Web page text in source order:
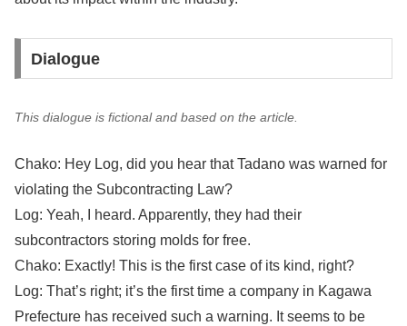
Dialogue
This dialogue is fictional and based on the article.
Chako: Hey Log, did you hear that Tadano was warned for
violating the Subcontracting Law?
Log: Yeah, I heard. Apparently, they had their
subcontractors storing molds for free.
Chako: Exactly! This is the first case of its kind, right?
Log: That’s right; it’s the first time a company in Kagawa
Prefecture has received such a warning. It seems to be